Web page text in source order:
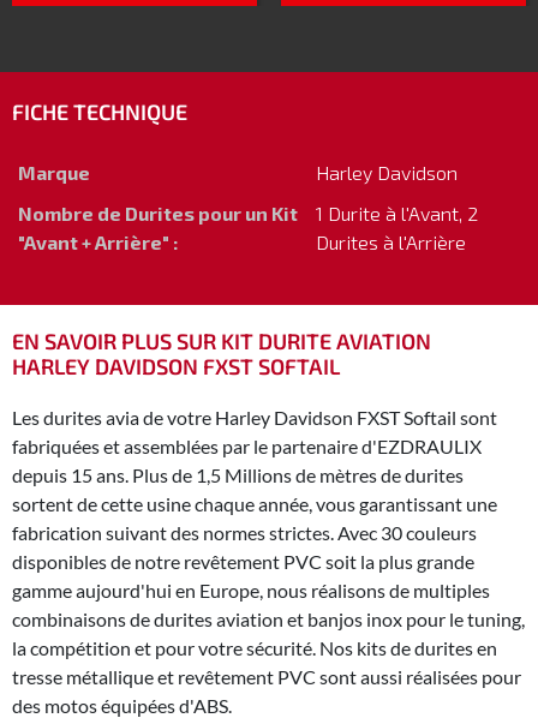
FICHE TECHNIQUE
Marque
Harley Davidson
Nombre de Durites pour un Kit
"Avant + Arrière" :
1 Durite à l'Avant, 2
Durites à l'Arrière
EN SAVOIR PLUS SUR KIT DURITE AVIATION
HARLEY DAVIDSON FXST SOFTAIL
Les durites avia de votre Harley Davidson FXST Softail sont
fabriquées et assemblées par le partenaire d'EZDRAULIX
depuis 15 ans. Plus de 1,5 Millions de mètres de durites
sortent de cette usine chaque année, vous garantissant une
fabrication suivant des normes strictes. Avec 30 couleurs
disponibles de notre revêtement PVC soit la plus grande
gamme aujourd'hui en Europe, nous réalisons de multiples
combinaisons de durites aviation et banjos inox pour le tuning,
la compétition et pour votre sécurité. Nos kits de durites en
tresse métallique et revêtement PVC sont aussi réalisées pour
des motos équipées d'ABS.